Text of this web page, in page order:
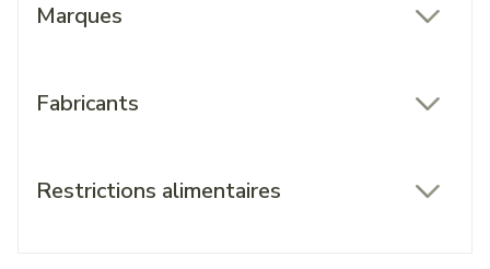
Marques
Fabricants
Restrictions alimentaires